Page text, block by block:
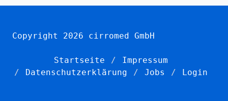
Copyright 2026 cirromed GmbH
Startseite
Impressum
Datenschutzerklärung
Jobs Login